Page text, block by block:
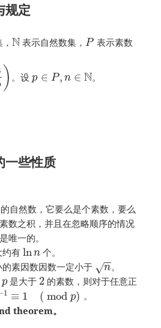
规定
，N 表示自然数集， P 表示素数
) 。设p ∈ P, n ∈ N。
一些性质
的自然数，它要么是个素数，要么
数之积，并且在忽略顺序的情况
唯一的。
约有lnn个。
的素因数因数一定小于 n
−
−
√
。
p是大于 2 的素数，则对于任意正
1 ≡ 1 ( mod p) 。
theorem。